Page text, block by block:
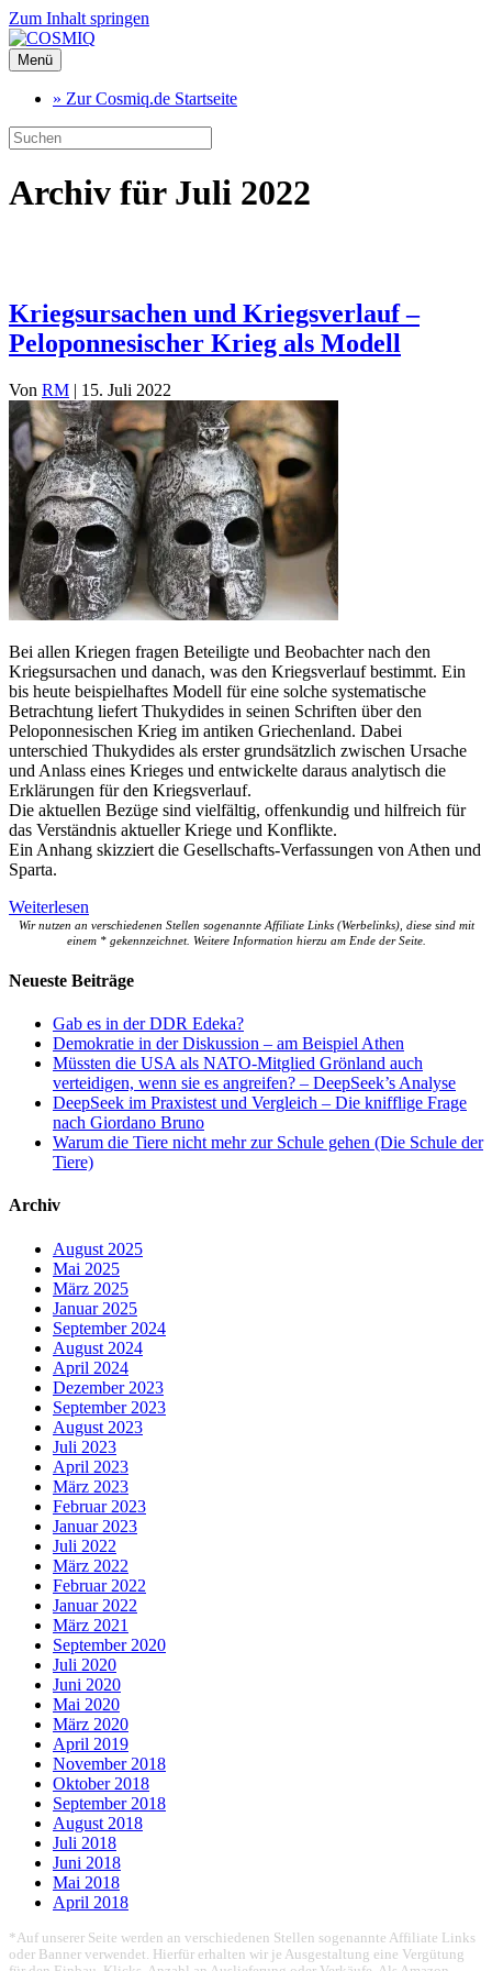
Zum Inhalt springen
Menü
» Zur Cosmiq.de Startseite
Archiv für Juli 2022
Kriegsursachen und Kriegsverlauf –
Peloponnesischer Krieg als Modell
Von RM | 15. Juli 2022
Bei allen Kriegen fragen Beteiligte und Beobachter nach den
Kriegsursachen und danach, was den Kriegsverlauf bestimmt. Ein
bis heute beispielhaftes Modell für eine solche systematische
Betrachtung liefert Thukydides in seinen Schriften über den
Peloponnesischen Krieg im antiken Griechenland. Dabei
unterschied Thukydides als erster grundsätzlich zwischen Ursache
und Anlass eines Krieges und entwickelte daraus analytisch die
Erklärungen für den Kriegsverlauf.
Die aktuellen Bezüge sind vielfältig, offenkundig und hilfreich für
das Verständnis aktueller Kriege und Konflikte.
Ein Anhang skizziert die Gesellschafts-Verfassungen von Athen und
Sparta.
Weiterlesen
Wir nutzen an verschiedenen Stellen sogenannte Affiliate Links (Werbelinks), diese sind mit
einem * gekennzeichnet. Weitere Information hierzu am Ende der Seite.
Neueste Beiträge
Gab es in der DDR Edeka?
Demokratie in der Diskussion – am Beispiel Athen
Müssten die USA als NATO-Mitglied Grönland auch
verteidigen, wenn sie es angreifen? – DeepSeek’s Analyse
DeepSeek im Praxistest und Vergleich – Die knifflige Frage
nach Giordano Bruno
Warum die Tiere nicht mehr zur Schule gehen (Die Schule der
Tiere)
Archiv
August 2025
Mai 2025
März 2025
Januar 2025
September 2024
August 2024
April 2024
Dezember 2023
September 2023
August 2023
Juli 2023
April 2023
März 2023
Februar 2023
Januar 2023
Juli 2022
März 2022
Februar 2022
Januar 2022
März 2021
September 2020
Juli 2020
Juni 2020
Mai 2020
März 2020
April 2019
November 2018
Oktober 2018
September 2018
August 2018
Juli 2018
Juni 2018
Mai 2018
April 2018
*Auf unserer Seite werden an verschiedenen Stellen sogenannte Affiliate Links
oder Banner verwendet. Hierfür erhalten wir je Ausgestaltung eine Vergütung